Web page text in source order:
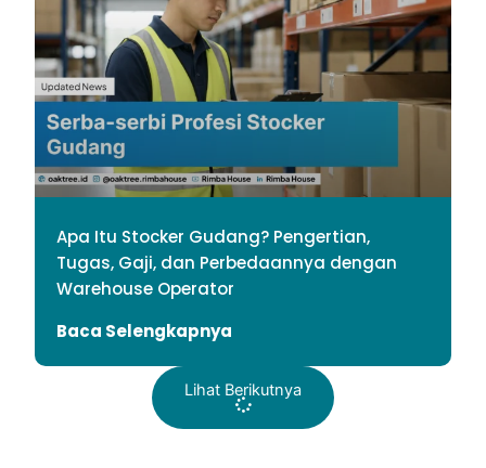
Apa Itu Stocker Gudang? Pengertian,
Tugas, Gaji, dan Perbedaannya dengan
Warehouse Operator
Baca Selengkapnya
Lihat Berikutnya